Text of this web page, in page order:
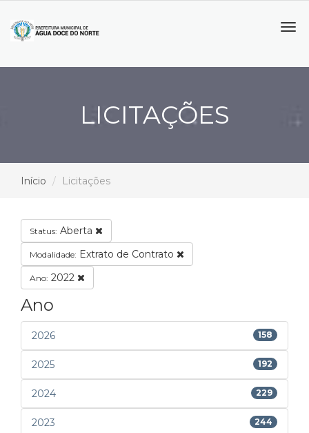
LICITAÇÕES
Início Licitações
Status: Aberta
Modalidade: Extrato de Contrato
Ano: 2022
Ano
2026 158
2025 192
2024 229
2023 244